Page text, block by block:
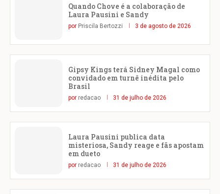
Quando Chove é a colaboração de
Laura Pausini e Sandy
por Priscila Bertozzi 3 de agosto de 2026
Gipsy Kings terá Sidney Magal como
convidado em turnê inédita pelo
Brasil
por redacao 31 de julho de 2026
Laura Pausini publica data
misteriosa, Sandy reage e fãs apostam
em dueto
por redacao 31 de julho de 2026